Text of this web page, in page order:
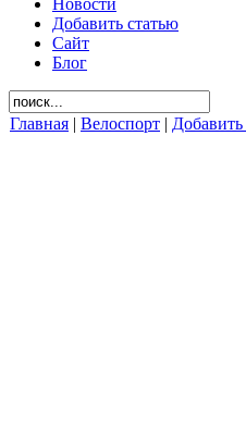
Добавить статью
Сайт
Блог
Главная | Велоспорт |